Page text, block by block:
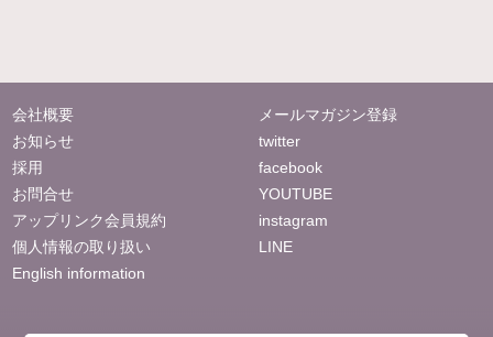
会社概要
お知らせ
採用
お問合せ
アップリンク会員規約
個人情報の取り扱い
English information
メールマガジン登録
twitter
facebook
YOUTUBE
instagram
LINE